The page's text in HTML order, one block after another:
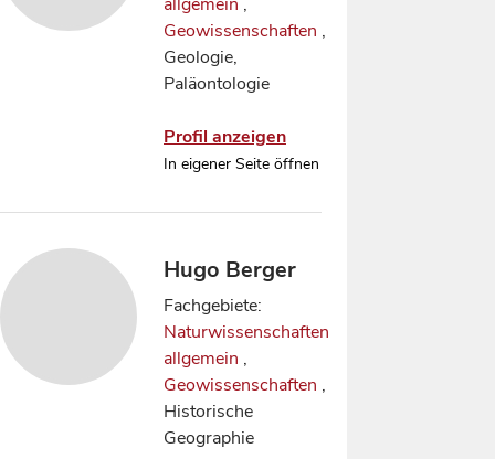
Geowissenschaften ,
Geologie,
Paläontologie
Profil anzeigen
In eigener Seite öffnen
Hugo Berger
Fachgebiete:
Naturwissenschaften
allgemein ,
Geowissenschaften ,
Historische
Geographie